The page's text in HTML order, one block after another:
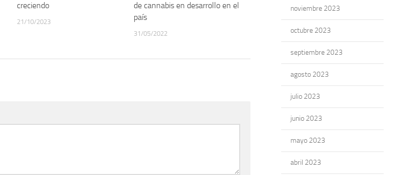
creciendo
21/10/2023
de cannabis en desarrollo en el
país
31/05/2022
noviembre 2023
octubre 2023
septiembre 2023
agosto 2023
julio 2023
junio 2023
mayo 2023
abril 2023